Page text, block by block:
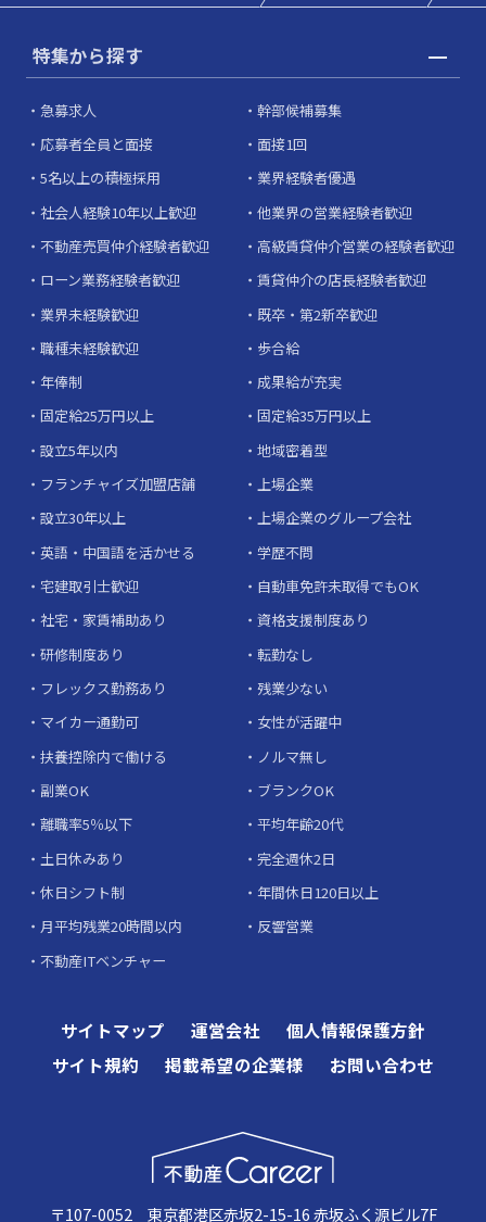
特集から探す
急募求人
幹部候補募集
応募者全員と面接
面接1回
5名以上の積極採用
業界経験者優遇
社会人経験10年以上歓迎
他業界の営業経験者歓迎
不動産売買仲介経験者歓迎
高級賃貸仲介営業の経験者歓迎
ローン業務経験者歓迎
賃貸仲介の店長経験者歓迎
業界未経験歓迎
既卒・第2新卒歓迎
職種未経験歓迎
歩合給
年俸制
成果給が充実
固定給25万円以上
固定給35万円以上
設立5年以内
地域密着型
フランチャイズ加盟店舗
上場企業
設立30年以上
上場企業のグループ会社
英語・中国語を活かせる
学歴不問
宅建取引士歓迎
自動車免許未取得でもOK
社宅・家賃補助あり
資格支援制度あり
研修制度あり
転勤なし
フレックス勤務あり
残業少ない
マイカー通勤可
女性が活躍中
扶養控除内で働ける
ノルマ無し
副業OK
ブランクOK
離職率5％以下
平均年齢20代
土日休みあり
完全週休2日
休日シフト制
年間休日120日以上
月平均残業20時間以内
反響営業
不動産ITベンチャー
サイトマップ 運営会社
個人情報保護方針
サイト規約
掲載希望の企業様 お問い合わせ
〒107-0052 東京都港区赤坂2-15-16 赤坂ふく源ビル7F